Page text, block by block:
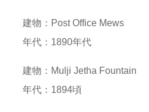
建物：Post Office Mews
年代：1890年代
建物：Mulji Jetha Fountain
年代：1894頃